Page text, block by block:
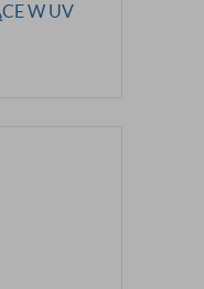
W UV